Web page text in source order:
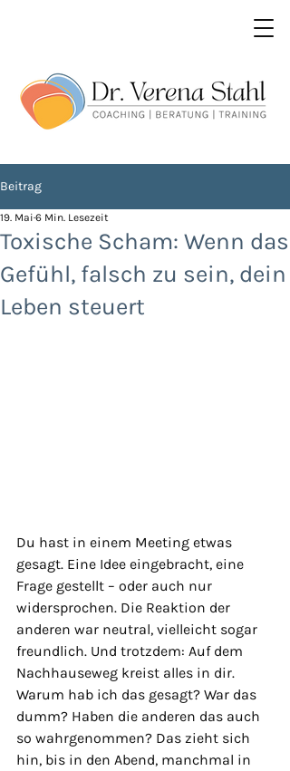
Beitrag
Toxische Scham: Wenn das
Gefühl, falsch zu sein, dein
Leben steuert
19. Mai 6 Min. Lesezeit
Du hast in einem Meeting etwas
gesagt. Eine Idee eingebracht, eine
Frage gestellt – oder auch nur
widersprochen. Die Reaktion der
anderen war neutral, vielleicht sogar
freundlich. Und trotzdem: Auf dem
Nachhauseweg kreist alles in dir.
Warum hab ich das gesagt? War das
dumm? Haben die anderen das auch
so wahrgenommen? Das zieht sich
hin, bis in den Abend, manchmal in